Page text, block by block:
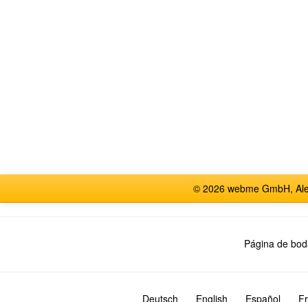
© 2026 webme GmbH,
Página de
Deutsch English Español